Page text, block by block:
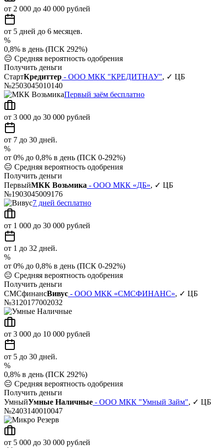
от 2 000 до 40 000 рублей
от 5 дней до 6 месяцев.
%
0,8% в день (ПСК 292%)
😐 Средняя вероятность одобрения
Получить деньги
СтартКредиттер - ООО МКК "КРЕДИТНАУ", ✓ ЦБ
№2503045010140
Первый заём бесплатно
от 3 000 до 30 000 рублей
от 7 до 30 дней.
%
от 0% до 0,8% в день (ПСК 0-292%)
😐 Средняя вероятность одобрения
Получить деньги
ПервыйМКК Возьмика - ООО МКК «ДБ», ✓ ЦБ
№1903045009176
7 дней бесплатно
от 1 000 до 30 000 рублей
от 1 до 32 дней.
%
от 0% до 0,8% в день (ПСК 0-292%)
😐 Средняя вероятность одобрения
Получить деньги
СМСфинансВивус - ООО МКК «СМСФИНАНС», ✓ ЦБ
№3120177002032
от 3 000 до 10 000 рублей
от 5 до 30 дней.
%
0,8% в день (ПСК 292%)
😐 Средняя вероятность одобрения
Получить деньги
УмныйУмные Наличные - ООО МКК "Умный Займ", ✓ ЦБ
№2403140010047
от 5 000 до 30 000 рублей